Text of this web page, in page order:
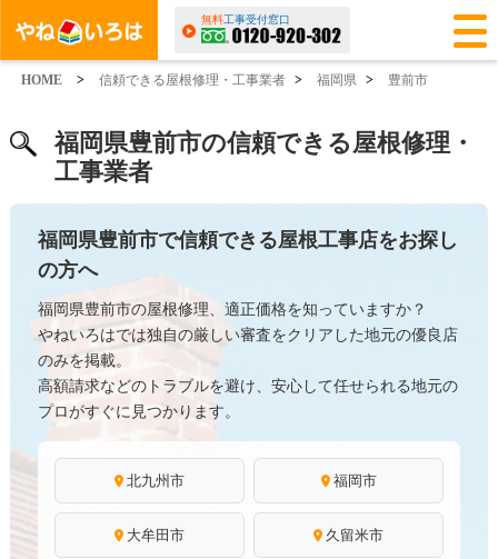
無料工事受付窓口
HOME > 信頼できる屋根修理・工事業者 > 福岡県 > 豊前市
福岡県豊前市の信頼できる屋根修理・
工事業者
福岡県豊前市で信頼できる屋根工事店をお探し
の方へ
福岡県豊前市の屋根修理、適正価格を知っていますか？
やねいろはでは独自の厳しい審査をクリアした地元の優良店
のみを掲載。
高額請求などのトラブルを避け、安心して任せられる地元の
プロがすぐに見つかります。
北九州市 福岡市
大牟田市 久留米市